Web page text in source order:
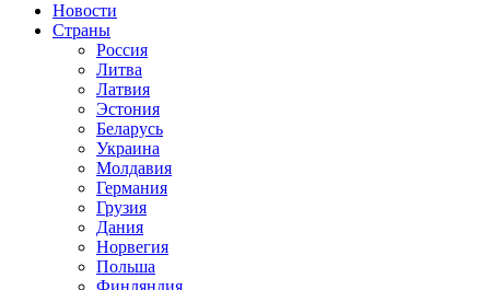
Новости
Страны
Россия
Литва
Латвия
Эстония
Беларусь
Украина
Молдавия
Германия
Грузия
Дания
Норвегия
Польша
Финляндия